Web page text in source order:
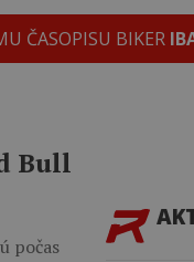
ČASOPISU BIKER
Bull
počas